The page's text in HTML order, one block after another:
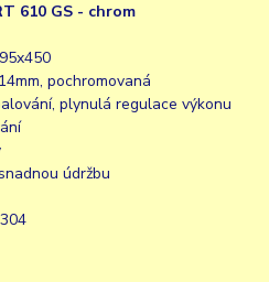
610 GS - chrom
pochromovaná
plynulá regulace výkonu
údržbu